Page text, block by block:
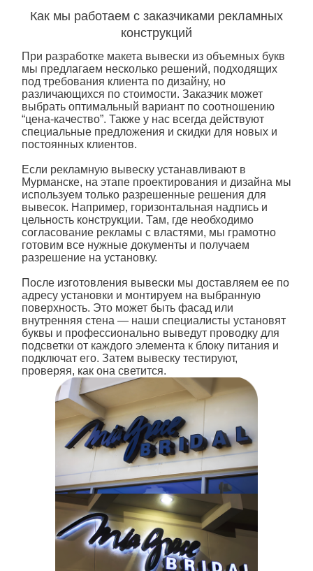
Как мы работаем с заказчиками рекламных
конструкций
При разработке макета вывески из объемных букв
мы предлагаем несколько решений, подходящих
под требования клиента по дизайну, но
различающихся по стоимости. Заказчик может
выбрать оптимальный вариант по соотношению
“цена-качество”. Также у нас всегда действуют
специальные предложения и скидки для новых и
постоянных клиентов.
Если рекламную вывеску устанавливают в
Мурманске, на этапе проектирования и дизайна мы
используем только разрешенные решения для
вывесок. Например, горизонтальная надпись и
цельность конструкции. Там, где необходимо
согласование рекламы с властями, мы грамотно
готовим все нужные документы и получаем
разрешение на установку.
После изготовления вывески мы доставляем ее по
адресу установки и монтируем на выбранную
поверхность. Это может быть фасад или
внутренняя стена — наши специалисты установят
буквы и профессионально выведут проводку для
подсветки от каждого элемента к блоку питания и
подключат его. Затем вывеску тестируют,
проверяя, как она светится.